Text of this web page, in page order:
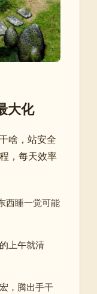
大化
啥，站安全
，每天效率
西睡一觉可能
上午就清
，腾出手干